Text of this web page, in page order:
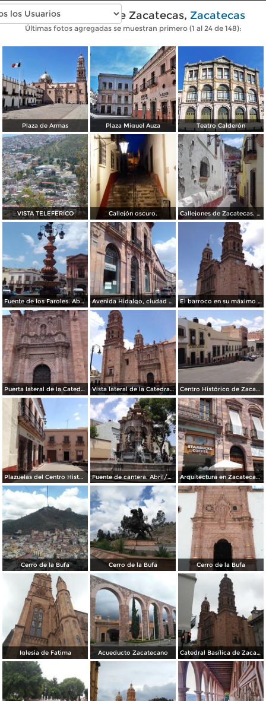
Fotos modernas de Zacatecas, Zacatecas
Últimas fotos agregadas se muestran primero (1 al 24 de 148):
Plaza de Armas Plaza Miguel Auza Teatro Calderón
VISTA TELEFERICO Callejón oscuro. Callejones de Zacatecas. Abril/2017
Fuente de los Faroles. Abril/2017 Avenida Hidalgo, ciudad de Zacatecas. Abril/2017 El barroco en su máximo esplendor. Catedral de Zacatecas. Abril/2017
Puerta lateral de la Catedral de Zacatecas. Abril/2017 Vista lateral de la Catedral de Zacatecas. Abril/2017 Centro Histórico de Zacatecas. Abril/2017
Plazuelas del Centro Histórico. Abril/2017 Fuente de cantera. Abril/2017 Arquitectura en Zacatecas. Abril/2017
Cerro de la Bufa Cerro de la Bufa Cerro de la Bufa
Iglesia de Fatima Acueducto Zacatecano Catedral Basílica de Zacatecas